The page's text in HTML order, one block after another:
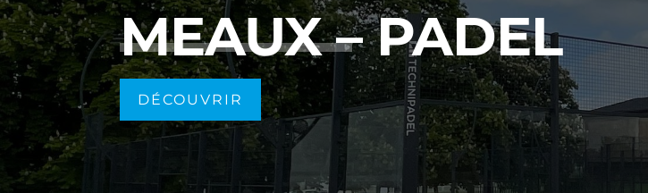
MEAUX – PADEL
DÉCOUVRIR